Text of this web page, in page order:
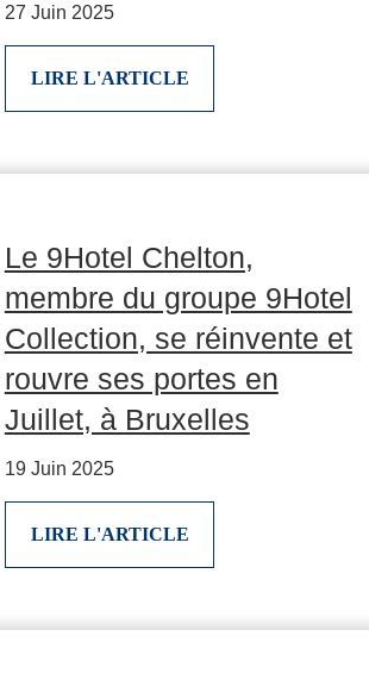
27 Juin 2025
LIRE L'ARTICLE
Le 9Hotel Chelton,
membre du groupe 9Hotel
Collection, se réinvente et
rouvre ses portes en
Juillet, à Bruxelles
19 Juin 2025
LIRE L'ARTICLE